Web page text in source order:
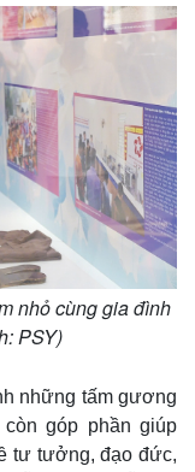
nhỏ cùng gia đình
PSY)
những tấm gương
góp phần giúp
tư tưởng, đạo đức,